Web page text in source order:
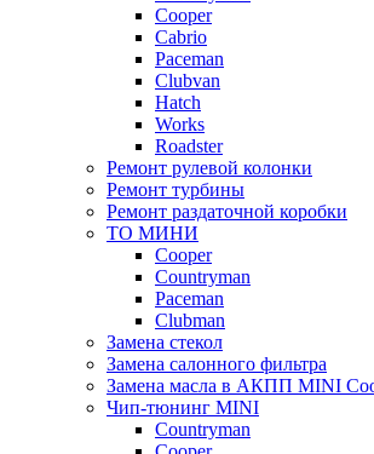
Cooper
Cabrio
Paceman
Clubvan
Hatch
Works
Roadster
Ремонт рулевой колонки
Ремонт турбины
Ремонт раздаточной коробки
ТО МИНИ
Cooper
Countryman
Paceman
Clubman
Замена стекол
Замена салонного фильтра
Замена масла в АКПП MINI
Чип-тюнинг MINI
Сountryman